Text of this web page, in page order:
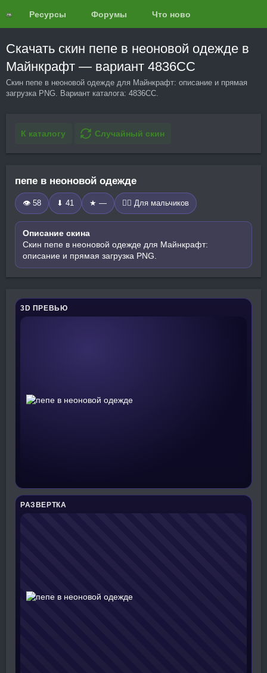
Ресурсы Форумы Что нового?
Скачать скин пепе в неоновой одежде в
Майнкрафт — вариант 4836CC
Скин пепе в неоновой одежде для Майнкрафт: описание и прямая
загрузка PNG. Вариант каталога: 4836CC.
К каталогу Случайный скин
пепе в неоновой одежде
👁 58 ⬇ 41 ★ — 🧍‍♂️ Для мальчиков
Описание скина
Скин пепе в неоновой одежде для Майнкрафт:
описание и прямая загрузка PNG.
3D ПРЕВЬЮ
РАЗВЕРТКА